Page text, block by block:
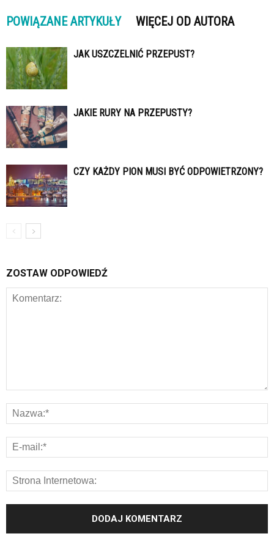
POWIĄZANE ARTYKUŁY WIĘCEJ OD AUTORA
JAK USZCZELNIĆ PRZEPUST?
JAKIE RURY NA PRZEPUSTY?
CZY KAŻDY PION MUSI BYĆ ODPOWIETRZONY?
ZOSTAW ODPOWIEDŹ